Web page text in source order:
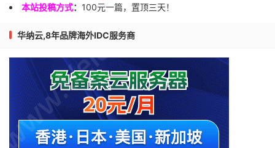
本站投稿方式： 100元一篇，置顶三天！
华纳云,8年品牌海外IDC服务商